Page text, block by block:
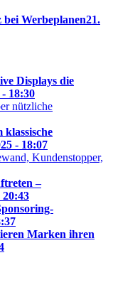
bei Werbeplanen21.
Displays die
18:30
- 18:07
–
20:43
Marken ihren